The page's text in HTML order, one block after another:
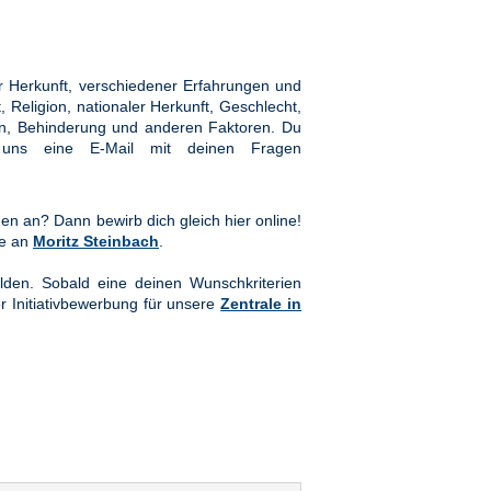
verschiedener Erfahrungen und
nationaler Herkunft, Geschlecht,
Behinderung und anderen Faktoren. Du
eine E-Mail mit deinen Fragen
an? Dann bewirb dich gleich hier online!
an Moritz Steinbach
Sobald eine deinen Wunschkriterien
Initiativbewerbung für unsereZentrale in